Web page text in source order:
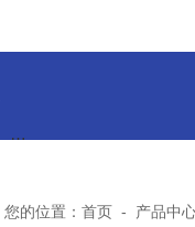
您的位置：首页 - 产品中